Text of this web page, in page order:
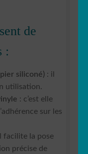
de
:
siliconé) : il
utilisation.
: c’est elle
sur les
facilite la pose
précise de